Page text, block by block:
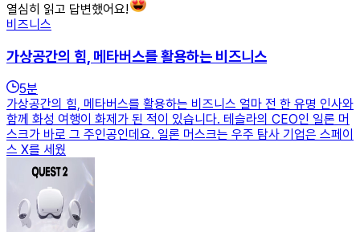
열심히 읽고 답변했어요!
비즈니스
가상공간의 힘, 메타버스를 활용하는 비즈니스
5분
가상공간의 힘, 메타버스를 활용하는 비즈니스 얼마 전 한 유명 인사와
함께 화성 여행이 화제가 된 적이 있습니다. 테슬라의 CEO인 일론 머
스크가 바로 그 주인공인데요. 일론 머스크는 우주 탐사 기업은 스페이
스 X를 세웠